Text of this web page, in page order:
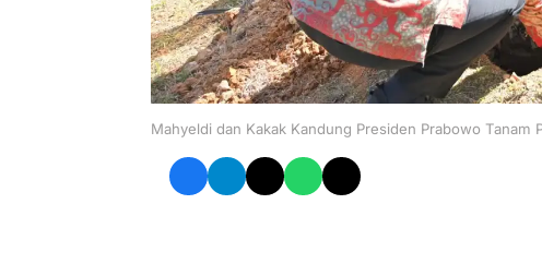
Mahyeldi dan Kakak Kandung Presiden Prabowo Tanam